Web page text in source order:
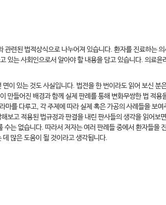
련된 법적상식으로 나누어져 있습니다. 환자를 진료하는
는 사회인으로서 알아야 할 내용을 담고 있습니다. 의료
이 있는 것도 사실입니다. 법전을 한 번이라도 읽어 보신
들어진 배경과 함께 실제 판례를 통해 변화무쌍한 법 적
를 다루고, 각 주제에 따라 실제 혹은 가공의 사례들을 보
고 적용된 법규정과 판결을 내린 판사들의 생각을 읽어
는 없습니다. 따라서 저자는 여러 판례들 중에서 환자들을
많은 도움이 될 것이라고 생각됩니다.